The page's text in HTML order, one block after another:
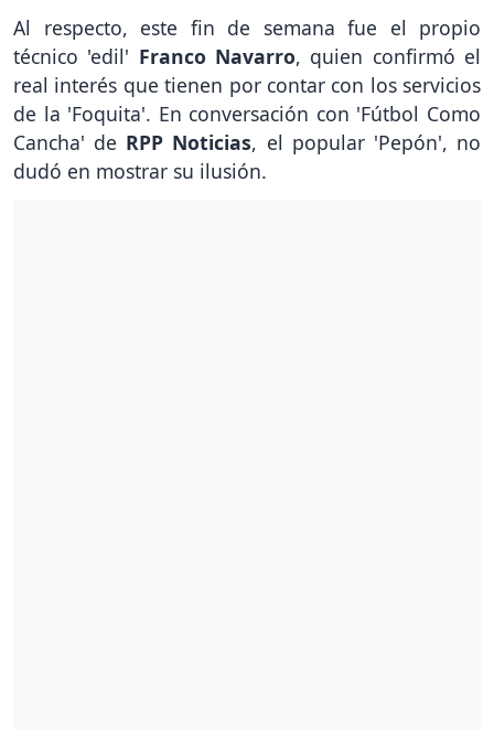
Al respecto, este fin de semana fue el propio
técnico 'edil' Franco Navarro, quien confirmó el
real interés que tienen por contar con los servicios
de la 'Foquita'. En conversación con 'Fútbol Como
Cancha' de RPP Noticias, el popular 'Pepón', no
dudó en mostrar su ilusión.